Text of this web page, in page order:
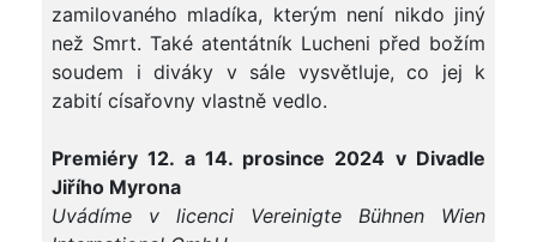
zamilovaného mladíka, kterým není nikdo jiný
než Smrt. Také atentátník Lucheni před božím
soudem i diváky v sále vysvětluje, co jej k
zabití císařovny vlastně vedlo.
Premiéry 12. a 14. prosince 2024 v Divadle
Jiřího Myrona
Uvádíme v licenci Vereinigte Bühnen Wien